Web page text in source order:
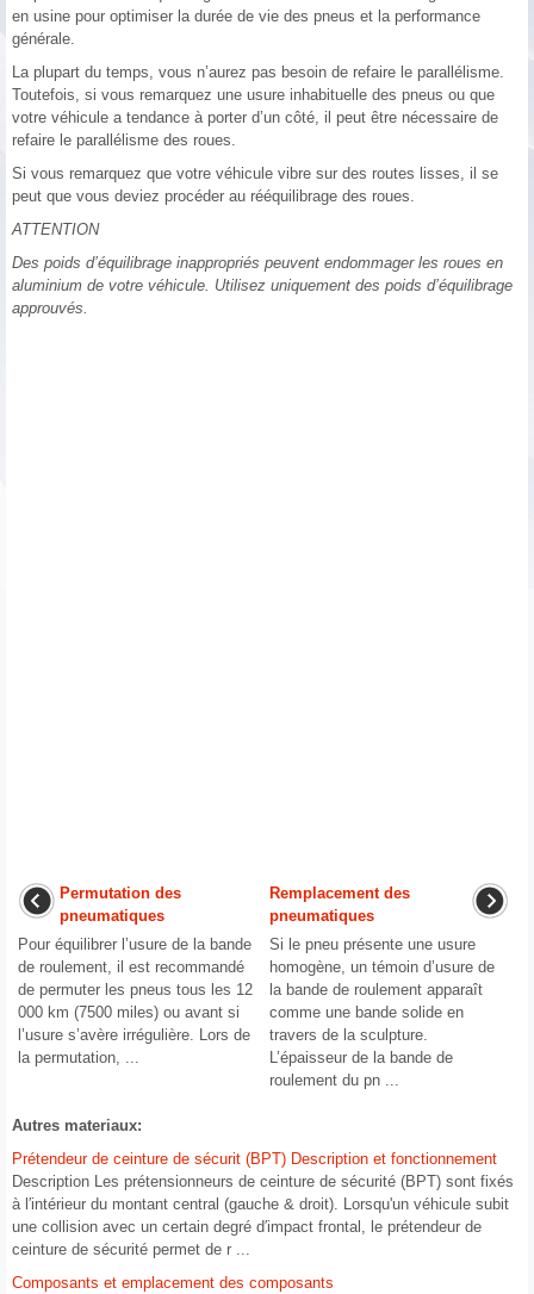
en usine pour optimiser la durée de vie des pneus et la performance
générale.
La plupart du temps, vous n’aurez pas besoin de refaire le parallélisme.
Toutefois, si vous remarquez une usure inhabituelle des pneus ou que
votre véhicule a tendance à porter d’un côté, il peut être nécessaire de
refaire le parallélisme des roues.
Si vous remarquez que votre véhicule vibre sur des routes lisses, il se
peut que vous deviez procéder au rééquilibrage des roues.
ATTENTION
Des poids d’équilibrage inappropriés peuvent endommager les roues en
aluminium de votre véhicule. Utilisez uniquement des poids d’équilibrage
approuvés.
Permutation des
pneumatiques
Pour équilibrer l’usure de la bande
de roulement, il est recommandé
de permuter les pneus tous les 12
000 km (7500 miles) ou avant si
l’usure s’avère irrégulière. Lors de
la permutation, ...
Remplacement des
pneumatiques
Si le pneu présente une usure
homogène, un témoin d’usure de
la bande de roulement apparaît
comme une bande solide en
travers de la sculpture.
L’épaisseur de la bande de
roulement du pn ...
Autres materiaux:
Prétendeur de ceinture de sécurit (BPT) Description et fonctionnement
Description Les prétensionneurs de ceinture de sécurité (BPT) sont fixés
à l′intérieur du montant central (gauche & droit). Lorsqu'un véhicule subit
une collision avec un certain degré d′impact frontal, le prétendeur de
ceinture de sécurité permet de r ...
Composants et emplacement des composants